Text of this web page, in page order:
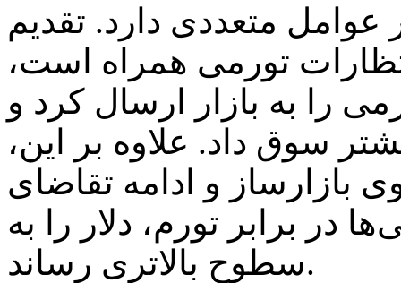
عوامل متعددی دارد. تقدیم
تورمی همراه است،
را به بازار ارسال کرد و
سوق داد. علاوه بر این،
و ادامه تقاضای
در برابر تورم، دلار را به
سطوح بالاتری رساند.